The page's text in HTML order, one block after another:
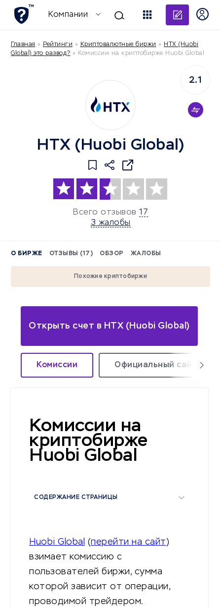
Компании
Главная » Рейтинги » Криптовалютные биржи » HTX (Huobi
Global) это развод? » Комиссии на криптобирже Huobi Global
HTX (Huobi Global)
Всего отзывов 17
3 жалобы
2.1
О БИРЖЕ ОТЗЫВЫ (17) ОБЗОР ЖАЛОБЫ
Похожие криптобиржи
Открыть счет в HTX (Huobi Global)
Комиссии Официальный сайт
Комиссии на
криптобирже
Huobi Global
СОДЕРЖАНИЕ СТРАНИЦЫ
Huobi Global (перейти на сайт)
взимает комиссию с
пользователей биржи, сумма
которой зависит от операции,
проводимой трейдером.